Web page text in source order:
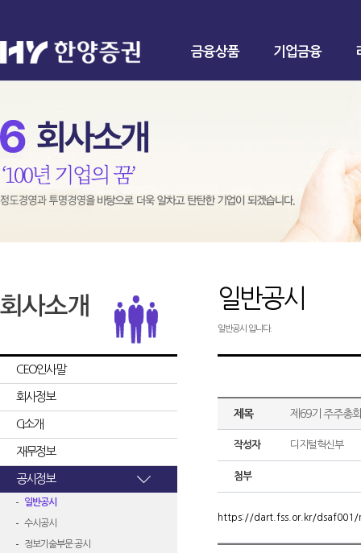
금융상품 기업금융
CEO인사말
회사정보
CI소개
재무정보
공시정보
일반공시
수시공시
정보기술부문 공시
일반공시
일반공시 입니다.
제목 제69기 주주총
작성자 디지털혁신부
첨부
https://dart.fss.or.kr/dsaf001/